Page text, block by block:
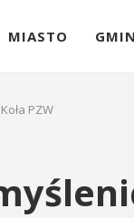
MIASTO
PZW